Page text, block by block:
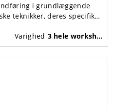
i grundlæggende
teknikker, deres specifikke
som programmet virker for.
Varighed 3 hele workshopdage + supervision